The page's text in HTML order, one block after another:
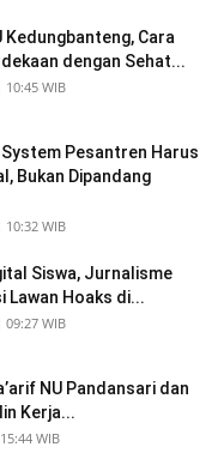
Kedungbanteng, Cara
dengan Sehat...
WIB
Pesantren Harus
Bukan Dipandang
WIB
Siswa, Jurnalisme
Hoaks di...
WIB
NU Pandansari dan
Kerja...
WIB